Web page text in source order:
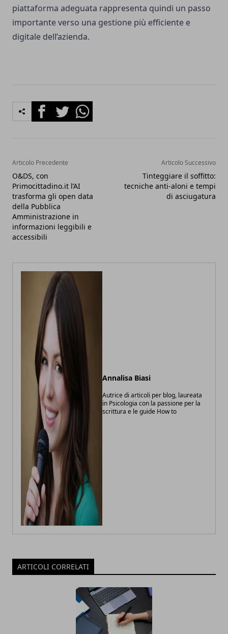
piattaforma adeguata rappresenta quindi un passo
importante verso una gestione più efficiente e
digitale dell’azienda.
FacebookTwitterWhatsapp
Articolo Precedente
O&DS, con
Primocittadino.it l’AI
trasforma gli open data
della Pubblica
Amministrazione in
informazioni leggibili e
accessibili
Articolo Successivo
Tinteggiare il soffitto:
tecniche anti-aloni e tempi
di asciugatura
Annalisa Biasi
Autrice di articoli per blog, laureata
in Psicologia con la passione per la
scrittura e le guide How to
ARTICOLI CORRELATI